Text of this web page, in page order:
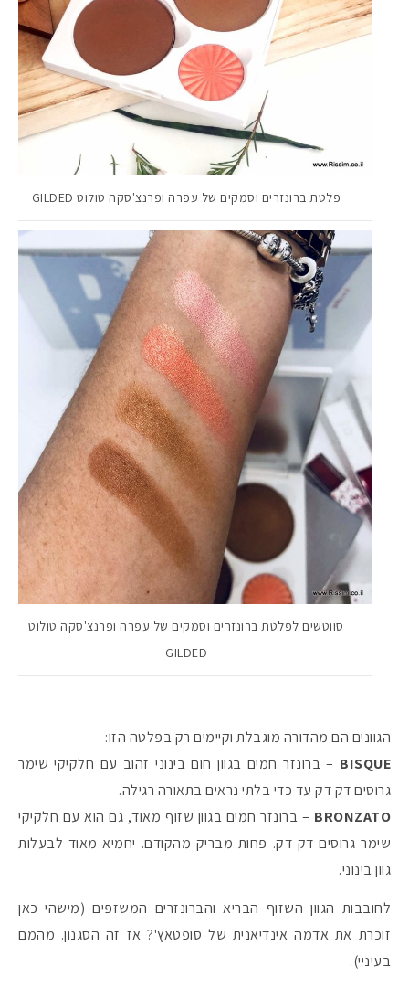
פלטת ברונזרים וסמקים של עפרה ופרנצ'סקה טולוט GILDED
סווטשים לפלטת ברונזרים וסמקים של עפרה ופרנצ'סקה טולוט
GILDED
הגוונים הם מהדורה מוגבלת וקיימים רק בפלטה הזו:
BISQUE – ברונזר חמים בגוון חום בינוני זהוב עם חלקיקי שימר
גרוסים דק דק עד כדי בלתי נראים בתאורה רגילה.
BRONZATO – ברונזר חמים בגוון שזוף מאוד, גם הוא עם חלקיקי
שימר גרוסים דק דק. פחות מבריק מהקודם. יחמיא מאוד לבעלות
גוון בינוני.
לחובבות הגוון השזוף הבריא והברונזרים המשזפים (מישהי כאן
זוכרת את אדמה אינדיאנית של סופטאץ'? אז זה הסגנון. מהמם
בעיניי).